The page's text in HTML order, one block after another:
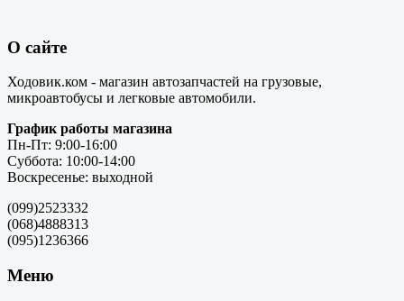
О сайте
Ходовик.ком - магазин автозапчастей на грузовые,
микроавтобусы и легковые автомобили.
График работы магазина
Пн-Пт: 9:00-16:00
Суббота: 10:00-14:00
Воскресенье: выходной
(099)2523332
(068)4888313
(095)1236366
Меню